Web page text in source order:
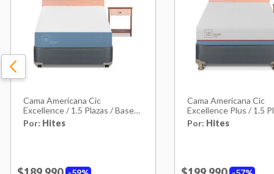
Cama Americana Cic
Excellence / 1.5 Plazas / Base
Normal + Set De Maderas
Por: Hites
Cama Americana Cic
Excellence Plus / 1.5
Base Normal + Set De
Por: Hites